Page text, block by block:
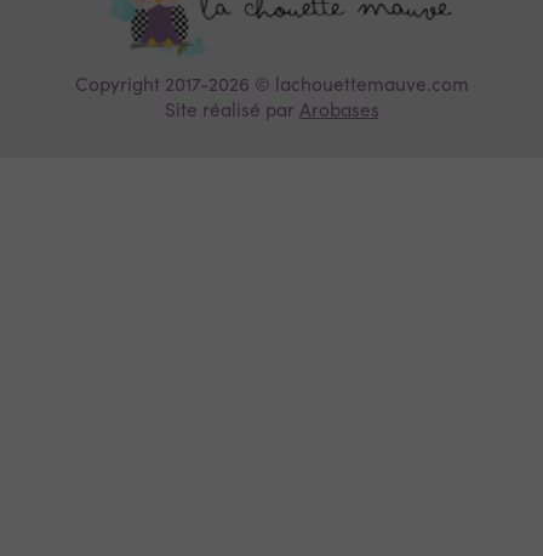
Copyright 2017-2026 © lachouettemauve.com
Site réalisé par Arobases